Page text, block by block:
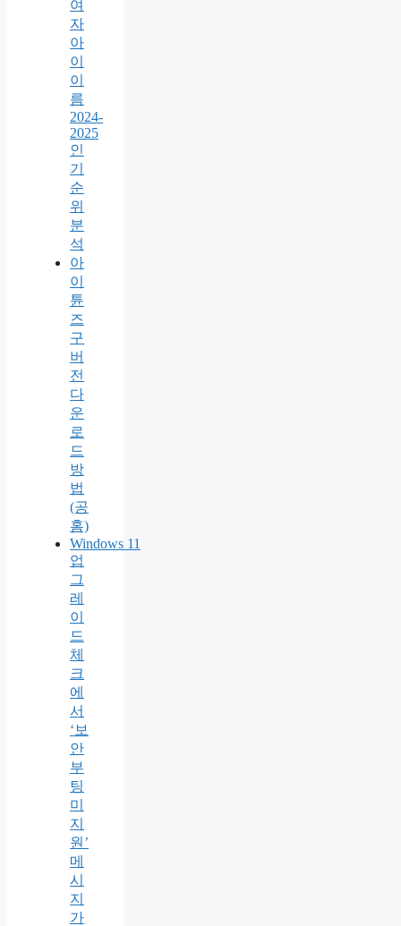
여
자
아
이
이
름
2024-
2025
인
기
순
위
분
석
아
이
튠
즈
구
버
전
다
운
로
드
방
법
(공
홈)
Windows 11
업
그
레
이
드
체
크
에
서
‘보
안
부
팅
미
지
원’
메
시
지
가